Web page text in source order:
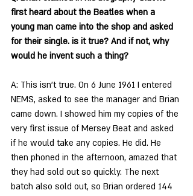
first heard about the Beatles when a
young man came into the shop and asked
for their single. is it true? And if not, why
would he invent such a thing?
A: This isn’t true. On 6 June 1961 I entered
NEMS, asked to see the manager and Brian
came down. I showed him my copies of the
very first issue of Mersey Beat and asked
if he would take any copies. He did. He
then phoned in the afternoon, amazed that
they had sold out so quickly. The next
batch also sold out, so Brian ordered 144